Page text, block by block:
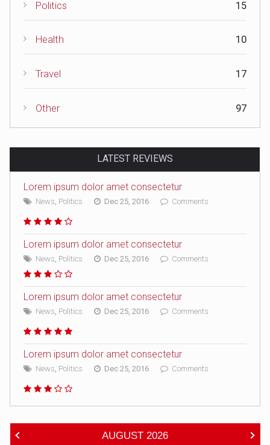
Politics 15
Health 10
Travel 17
Other 97
LATEST REVIEWS
Lorem ipsum dolor amet consectetur
News Politics Dec 25, 2016 Comments
Lorem ipsum dolor amet consectetur
News Politics Dec 25, 2016 Comments
Lorem ipsum dolor amet consectetur
News Politics Dec 25, 2016 Comments
Lorem ipsum dolor amet consectetur
News Politics Dec 25, 2016 Comments
AUGUST 2026